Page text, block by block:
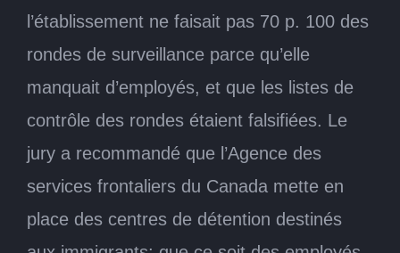
l’établissement ne faisait pas 70 p. 100 des
rondes de surveillance parce qu’elle
manquait d’employés, et que les listes de
contrôle des rondes étaient falsifiées. Le
jury a recommandé que l’Agence des
services frontaliers du Canada mette en
place des centres de détention destinés